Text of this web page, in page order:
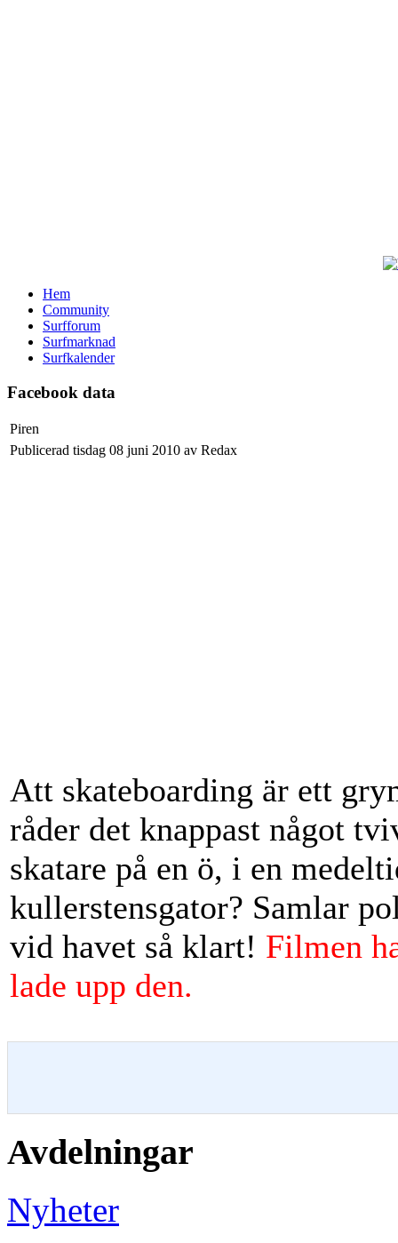
Hem
Community
Surfforum
Surfmarknad
Surfkalender
Facebook data
Piren
Publicerad tisdag 08 juni 2010 av Redax
Att skateboarding är ett
råder det knappast något
skatare på en ö, i en
kullerstensgator? Samlar
vid havet så klart! Filmen
lade upp den.
Avdelningar
Nyheter